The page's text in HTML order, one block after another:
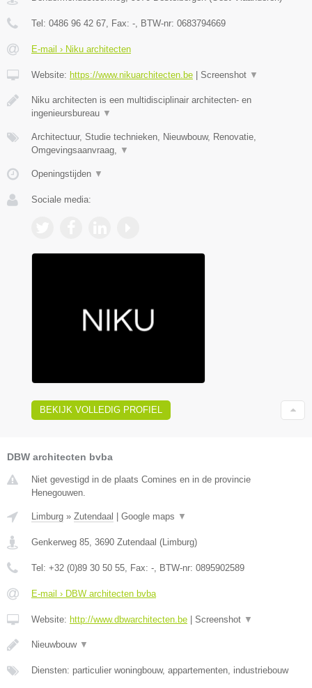
Tel: 0486 96 42 67, Fax: -, BTW-nr: 0683794669
E-mail › Niku architecten
Website: https://www.nikuarchitecten.be Screenshot ▼
Niku architecten is een multidisciplinair architecten- en
ingenieursbureau ▼
Architectuur, Studie technieken, Nieuwbouw, Renovatie,
Omgevingsaanvraag, ▼
Openingstijden ▼
Sociale media:
BEKIJK VOLLEDIG PROFIEL
DBW architecten bvba
Niet gevestigd in de plaats Comines en in de provincie
Henegouwen.
Limburg » Zutendaal Google maps ▼
Genkerweg 85 3690 Zutendaal ( Limburg)
Tel: +32 (0)89 30 50 55 , Fax: - , BTW-nr: 0895902589
E-mail › DBW architecten bvba
Website: http://www.dbwarchitecten.be Screenshot ▼
Nieuwbouw ▼
Diensten: particulier woningbouw, appartementen, industriebouw